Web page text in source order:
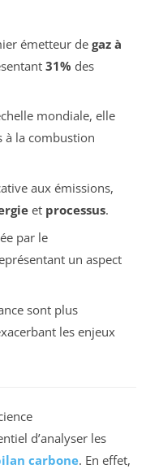
émetteur de gaz à
31% des
mondiale, elle
à la combustion
aux émissions,
et processus.
par le
un aspect
sont plus
les enjeux
d’analyser les
carbone. En effet,